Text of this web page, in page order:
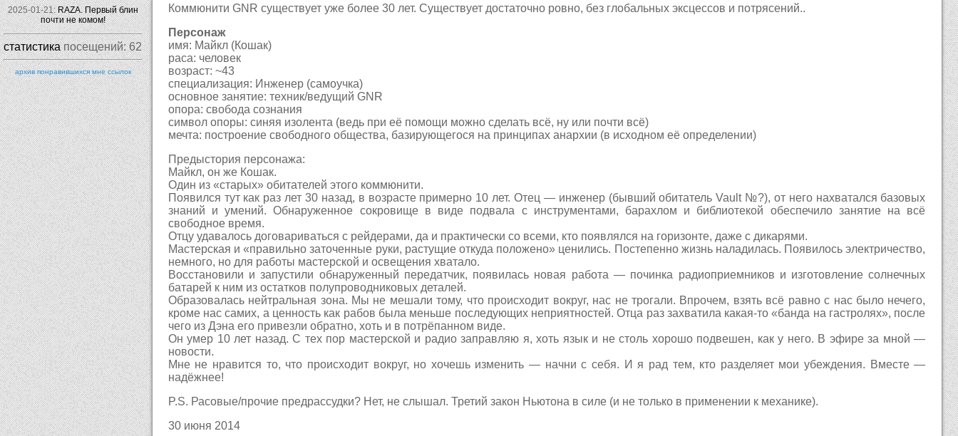
Коммюнити GNR существует уже более 30 лет. Существует достаточно ровно, без глобальных эксцессов и потрясений..
Персонаж
имя: Майкл (Кошак)
раса: человек
возраст: ~43
специализация: Инженер (самоучка)
основное занятие: техник/ведущий GNR
опора: свобода сознания
символ опоры: синяя изолента (ведь при её помощи можно сделать всё, ну или почти всё)
мечта: построение свободного общества, базирующегося на принципах анархии (в исходном её определении)
Предыстория персонажа:
Майкл, он же Кошак.
Один из «старых» обитателей этого коммюнити.
Появился тут как раз лет 30 назад, в возрасте примерно 10 лет. Отец — инженер (бывший обитатель Vault №?), от него нахватался базовых
знаний и умений. Обнаруженное сокровище в виде подвала с инструментами, барахлом и библиотекой обеспечило занятие на всё
свободное время.
Отцу удавалось договариваться с рейдерами, да и практически со всеми, кто появлялся на горизонте, даже с дикарями.
Мастерская и «правильно заточенные руки, растущие откуда положено» ценились. Постепенно жизнь наладилась. Появилось электричество,
немного, но для работы мастерской и освещения хватало.
Восстановили и запустили обнаруженный передатчик, появилась новая работа — починка радиоприемников и изготовление солнечных
батарей к ним из остатков полупроводниковых деталей.
Образовалась нейтральная зона. Мы не мешали тому, что происходит вокруг, нас не трогали. Впрочем, взять всё равно с нас было нечего,
кроме нас самих, а ценность как рабов была меньше последующих неприятностей. Отца раз захватила какая-то «банда на гастролях», после
чего из Дэна его привезли обратно, хоть и в потрёпанном виде.
Он умер 10 лет назад. С тех пор мастерской и радио заправляю я, хоть язык и не столь хорошо подвешен, как у него. В эфире за мной —
новости.
Мне не нравится то, что происходит вокруг, но хочешь изменить — начни с себя. И я рад тем, кто разделяет мои убеждения. Вместе —
надёжнее!
P.S. Расовые/прочие предрассудки? Нет, не слышал. Третий закон Ньютона в силе (и не только в применении к механике).
30 июня 2014
2025-01-21:RAZA. Первый блин
почти не комом!
статистикапосещений:62
архив понравившихся мне ссылок